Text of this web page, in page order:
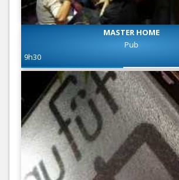
MASTER HOME
Pub
9h30